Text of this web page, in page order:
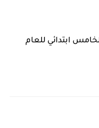
ابتدائي للعام